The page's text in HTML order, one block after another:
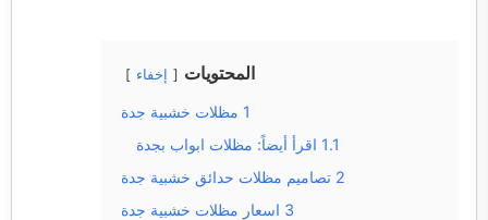
المحتويات إخفاء
1 مظلات خشبية جدة
1.1 اقرأ أيضاً: مظلات ابواب بجدة
2 تصاميم مظلات حدائق خشبية جدة
3 اسعار مظلات خشبية جدة